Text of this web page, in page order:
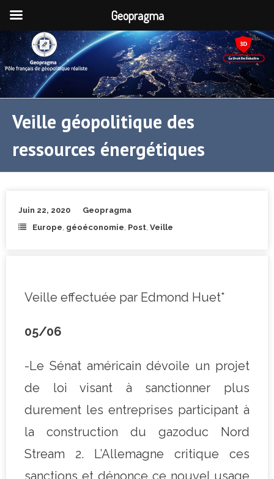
Veille géopolitique des
ressources énergétiques
Juin 22, 2020
Geopragma
Europe géoéconomie Post Veille
Veille effectuée par Edmond Huet*
05/06
-Le Sénat américain dévoile un projet
de loi visant à sanctionner plus
durement les entreprises participant à
la construction du gazoduc Nord
Stream 2. L’Allemagne critique ces
sanctions et dénonce ce nouvel usage
Geopragma